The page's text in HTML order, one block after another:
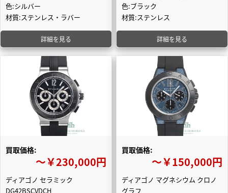
色:シルバー
材質:ステンレス・ラバー
詳細を見る
色:ブラック
材質:ステンレス
詳細を見る
買取価格:
〜￥230,000円
ディアゴノ セラミック
DG42BSCVDCH
買取価格:
〜￥150,000円
ディアゴノ マグネシウム クロノ
グラフ